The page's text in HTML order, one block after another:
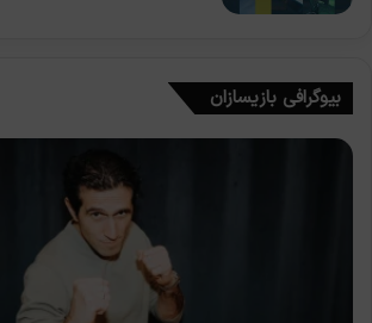
بیوگرافی بازیسازان